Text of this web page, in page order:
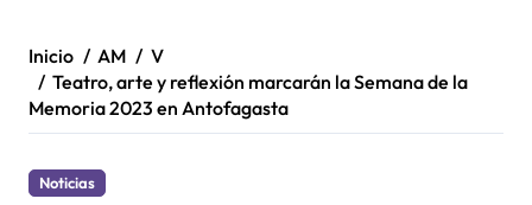
Inicio AM
V
Teatro, arte y reflexión marcarán la Semana de la
Memoria 2023 en Antofagasta
Noticias